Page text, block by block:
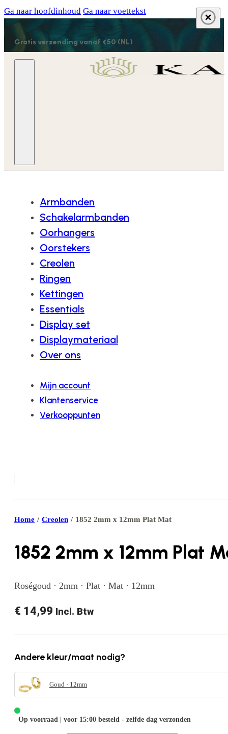
Ga naar hoofdinhoud Ga naar voettekst
Gratis verzending vanaf €50 (NL)
Armbanden
Schakelarmbanden
Oorhangers
Oorstekers
Creolen
Ringen
Kettingen
Essentials
Display set
Displaymateriaal
Over ons
Mijn account
Klantenservice
Verkooppunten
Home / Creolen / 1852 2mm x 12mm Plat Mat
1852 2mm x 12mm Plat
Roségoud · 2mm · Plat · Mat · 12mm
€ 14,99 Incl. Btw
Andere kleur/maat nodig?
Goud · 12mm
Op voorraad | voor 15:00 besteld - zelfde dag verzonden